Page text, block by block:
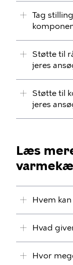
Tag
Støtte til
jeres
Støtte til
jeres
Læs
Hvem
Hvad
Hvor